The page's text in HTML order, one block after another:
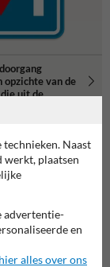
opzichte van de
uit de
Naast
werkt, plaatsen
advertentie-
en
alles over ons